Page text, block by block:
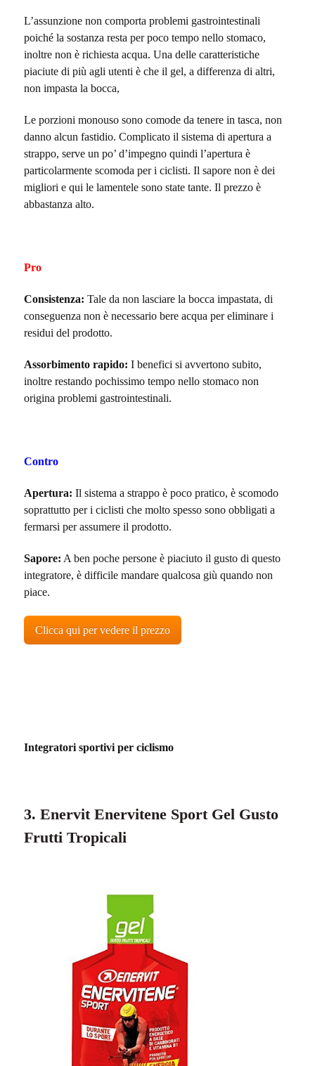
L’assunzione non comporta problemi gastrointestinali
poiché la sostanza resta per poco tempo nello stomaco,
inoltre non è richiesta acqua. Una delle caratteristiche
piaciute di più agli utenti è che il gel, a differenza di altri,
non impasta la bocca,
Le porzioni monouso sono comode da tenere in tasca, non
danno alcun fastidio. Complicato il sistema di apertura a
strappo, serve un po’ d’impegno quindi l’apertura è
particolarmente scomoda per i ciclisti. Il sapore non è dei
migliori e qui le lamentele sono state tante. Il prezzo è
abbastanza alto.
Pro
Consistenza: Tale da non lasciare la bocca impastata, di
conseguenza non è necessario bere acqua per eliminare i
residui del prodotto.
Assorbimento rapido: I benefici si avvertono subito,
inoltre restando pochissimo tempo nello stomaco non
origina problemi gastrointestinali.
Contro
Apertura: Il sistema a strappo è poco pratico, è scomodo
soprattutto per i ciclisti che molto spesso sono obbligati a
fermarsi per assumere il prodotto.
Sapore: A ben poche persone è piaciuto il gusto di questo
integratore, è difficile mandare qualcosa giù quando non
piace.
Clicca qui per vedere il prezzo
Integratori sportivi per ciclismo
3. Enervit Enervitene Sport Gel Gusto
Frutti Tropicali